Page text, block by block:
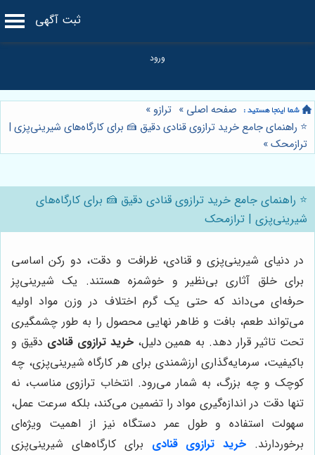
ثبت آگهی
صفحه اصلی » ترازو »
⭐️ راهنمای جامع خرید ترازوی قنادی دقیق 🍰 برای کارگاه‌های شیرینی‌پزی |
ترازمحک»
⭐️ راهنمای جامع خرید ترازوی قنادی دقیق 🍰 برای کارگاه‌های
شیرینی‌پزی | ترازمحک
در دنیای شیرینی‌پزی و قنادی، ظرافت و دقت، دو رکن اساسی
برای خلق آثاری بی‌نظیر و خوشمزه هستند. یک شیرینی‌پز
حرفه‌ای می‌داند که حتی یک گرم اختلاف در وزن مواد اولیه
می‌تواند طعم، بافت و ظاهر نهایی محصول را به طور چشمگیری
تحت تاثیر قرار دهد. به همین دلیل،خرید ترازوی قنادی دقیق و
باکیفیت، سرمایه‌گذاری ارزشمندی برای هر کارگاه شیرینی‌پزی، چه
کوچک و چه بزرگ، به شمار می‌رود. انتخاب ترازوی مناسب، نه
تنها دقت در اندازه‌گیری مواد را تضمین می‌کند، بلکه سرعت عمل،
سهولت استفاده و طول عمر دستگاه نیز از اهمیت ویژه‌ای
برخوردارند. خرید ترازوی قنادی برای کارگاه‌های شیرینی‌پزی